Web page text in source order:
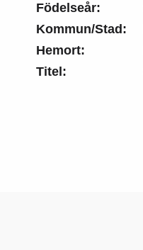
Födelseår:
Kommun/Stad:
Hemort:
Titel: